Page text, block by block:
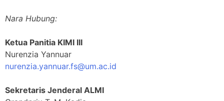
Nara Hubung:
Ketua Panitia KIMI III
Nurenzia Yannuar
nurenzia.yannuar.fs@um.ac.id
Sekretaris Jenderal ALMI